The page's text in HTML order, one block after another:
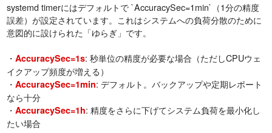
systemd timerにはデフォルトで `AccuracySec=1min`（1分の精度
誤差）が設定されています。これはシステムへの負荷分散のために
意図的に設けられた「ゆらぎ」です。
・AccuracySec=1s: 秒単位の精度が必要な場合（ただしCPUウェ
イクアップ頻度が増える）
・AccuracySec=1min: デフォルト。バックアップや定期レポート
なら十分
・AccuracySec=1h: 精度をさらに下げてシステム負荷を最小化し
たい場合